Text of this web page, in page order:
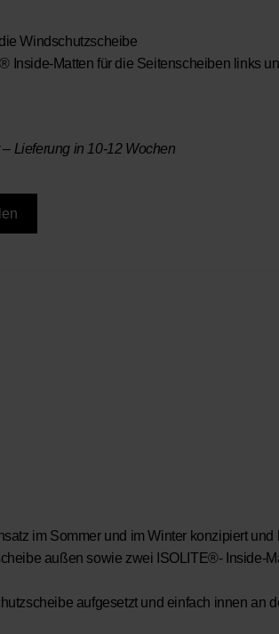
Windschutzscheibe
Inside-Matten für die Seitenscheiben links
Lieferung in 10-12 Wochen
im Sommer und im Winter konzipiert und
außen sowie zwei ISOLITE®- Inside-
aufgesetzt und einfach innen an